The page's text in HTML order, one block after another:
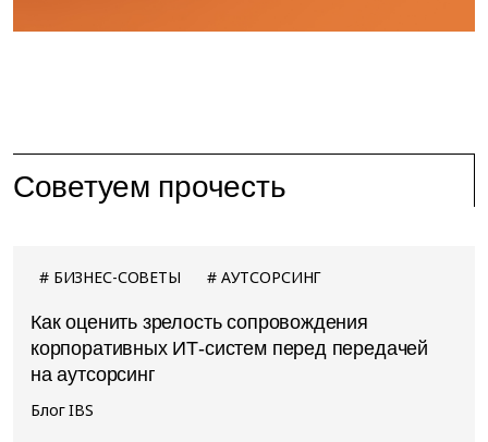
Советуем прочесть
БИЗНЕС-СОВЕТЫ АУТСОРСИНГ
Как оценить зрелость сопровождения
корпоративных ИТ-систем перед передачей
на аутсорсинг
Блог IBS